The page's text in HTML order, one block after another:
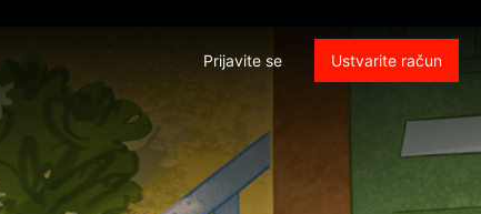
Prijavite se Ustvarite račun